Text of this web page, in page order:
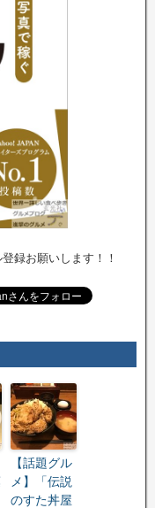
録お願いします！！
【話題グル
メ】「伝説
のすた丼屋